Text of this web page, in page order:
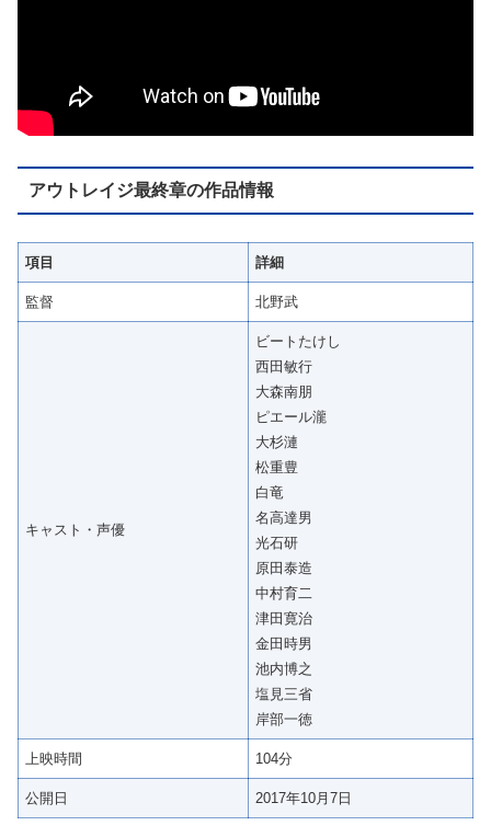
アウトレイジ最終章の作品情報
項目 詳細
監督 北野武
キャスト・声優
ビートたけし
西田敏行
大森南朋
ピエール瀧
大杉漣
松重豊
白竜
名高達男
光石研
原田泰造
中村育二
津田寛治
金田時男
池内博之
塩見三省
岸部一徳
上映時間 104分
公開日 2017年10月7日